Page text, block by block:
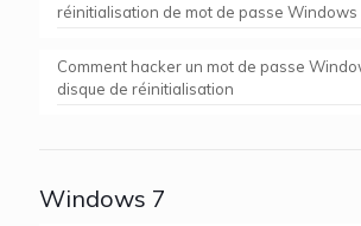
réinitialisation de mot de passe Windows
Comment hacker un mot de passe
disque de réinitialisation
Windows 7